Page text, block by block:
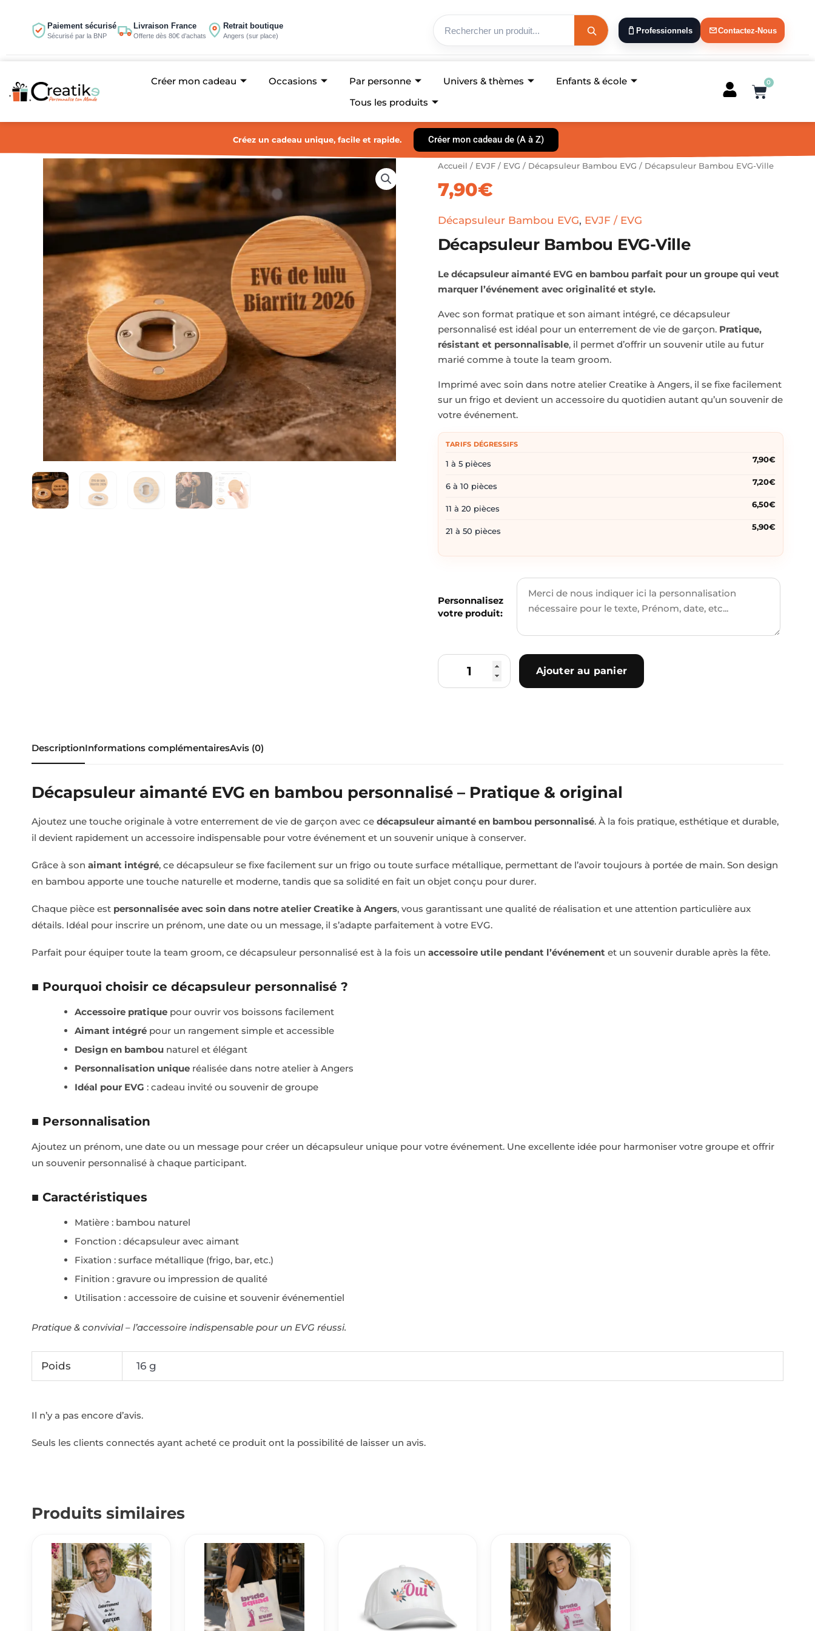
contenu
Paiement sécurisé
Sécurisé par la BNP
Livraison France
Offerte dès 80€ d’achats
Retrait boutique
Angers (sur place)
Professionnels Contactez-Nous
Créer mon cadeau Occasions Par personne Univers & thèmes
Enfants & école
Tous les produits
0
Panier
Créez un cadeau unique, facile et rapide. Créer mon cadeau de (A à Z)
Accueil / EVJF / EVG / Décapsuleur Bambou EVG / Décapsuleur Bambou EVG-Ville
7,90€
Décapsuleur Bambou EVG, EVJF / EVG
Décapsuleur Bambou EVG-Ville
Le décapsuleur aimanté EVG en bambou parfait pour un groupe qui veut
marquer l’événement avec originalité et style.
Avec son format pratique et son aimant intégré, ce décapsuleur
personnalisé est idéal pour un enterrement de vie de garçon. Pratique,
résistant et personnalisable, il permet d’offrir un souvenir utile au futur
marié comme à toute la team groom.
Imprimé avec soin dans notre atelier Creatike à Angers, il se fixe facilement
sur un frigo et devient un accessoire du quotidien autant qu’un souvenir de
votre événement.
TARIFS DÉGRESSIFS
1 à 5 pièces 7,90€
6 à 10 pièces 7,20€
11 à 20 pièces 6,50€
21 à 50 pièces 5,90€
Personnalisez
votre produit:
quantité
Décapsuleur
EVG-
Ville
Ajouter au panier
DescriptionInformations complémentairesAvis (0)
Décapsuleur aimanté EVG en bambou personnalisé – Pratique & original
Ajoutez une touche originale à votre enterrement de vie de garçon avec ce décapsuleur aimanté en bambou personnalisé. À la fois pratique, esthétique et durable,
il devient rapidement un accessoire indispensable pour votre événement et un souvenir unique à conserver.
Grâce à son aimant intégré, ce décapsuleur se fixe facilement sur un frigo ou toute surface métallique, permettant de l’avoir toujours à portée de main. Son design
en bambou apporte une touche naturelle et moderne, tandis que sa solidité en fait un objet conçu pour durer.
Chaque pièce est personnalisée avec soin dans notre atelier Creatike à Angers, vous garantissant une qualité de réalisation et une attention particulière aux
détails. Idéal pour inscrire un prénom, une date ou un message, il s’adapte parfaitement à votre EVG.
Parfait pour équiper toute la team groom, ce décapsuleur personnalisé est à la fois un accessoire utile pendant l’événement et un souvenir durable après la fête.
■ Pourquoi choisir ce décapsuleur personnalisé ?
Accessoire pratique pour ouvrir vos boissons facilement
Aimant intégré pour un rangement simple et accessible
Design en bambou naturel et élégant
Personnalisation unique réalisée dans notre atelier à Angers
Idéal pour EVG : cadeau invité ou souvenir de groupe
■ Personnalisation
Ajoutez un prénom, une date ou un message pour créer un décapsuleur unique pour votre événement. Une excellente idée pour harmoniser votre groupe et offrir
un souvenir personnalisé à chaque participant.
■ Caractéristiques
Matière : bambou naturel
Fonction : décapsuleur avec aimant
Fixation : surface métallique (frigo, bar, etc.)
Finition : gravure ou impression de qualité
Utilisation : accessoire de cuisine et souvenir événementiel
Pratique & convivial – l’accessoire indispensable pour un EVG réussi.
Poids 16 g
Il n’y a pas encore d’avis.
Seuls les clients connectés ayant acheté ce produit ont la possibilité de laisser un avis.
Produits similaires